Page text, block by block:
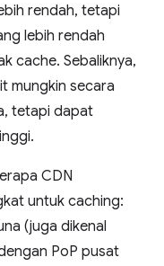
rendah, tetapi
lebih rendah
cache. Sebaliknya,
mungkin secara
tetapi dapat
CDN
untuk caching:
(juga dikenal
PoP pusat